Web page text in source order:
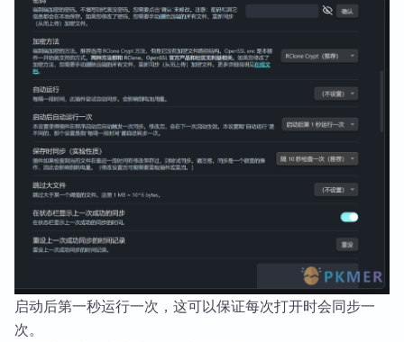
启动后第一秒运行一次，这可以保证每次打开时会同步一
次。